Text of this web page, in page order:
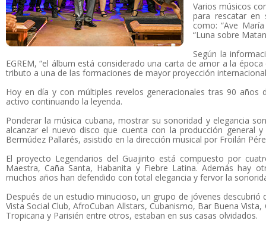
Varios músicos
para rescatar en
como: “Ave
“Luna sobre
Según la
EGREM, “el álbum está considerado una carta de amor a la
tributo a una de las formaciones de mayor proyección
Hoy en día y con múltiples revelos generacionales tras 90 años
activo continuando la leyenda.
Ponderar la música cubana, mostrar su sonoridad y elegancia
alcanzar el nuevo disco que cuenta con la producción general
Bermúdez Pallarés, asistido en la dirección musical por Froilán
El proyecto Legendarios del Guajirito está compuesto por
Maestra, Caña Santa, Habanita y Fiebre Latina. Además hay
muchos años han defendido con total elegancia y fervor la
Después de un estudio minucioso, un grupo de jóvenes descubrió
Vista Social Club, AfroCuban Allstars, Cubanismo, Bar Buena
Tropicana y Parisién entre otros, estaban en sus casas olvidados.